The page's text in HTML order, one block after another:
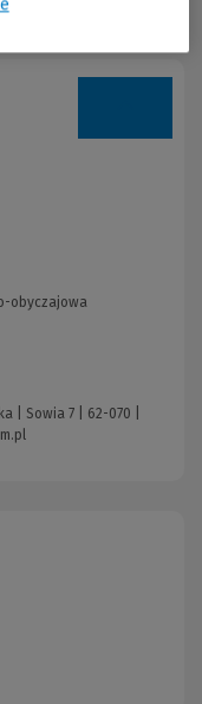
obyczajowa
| Sowia 7 | 62-070 |